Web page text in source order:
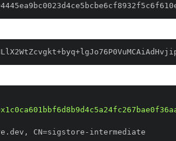
, CN=sigstore -